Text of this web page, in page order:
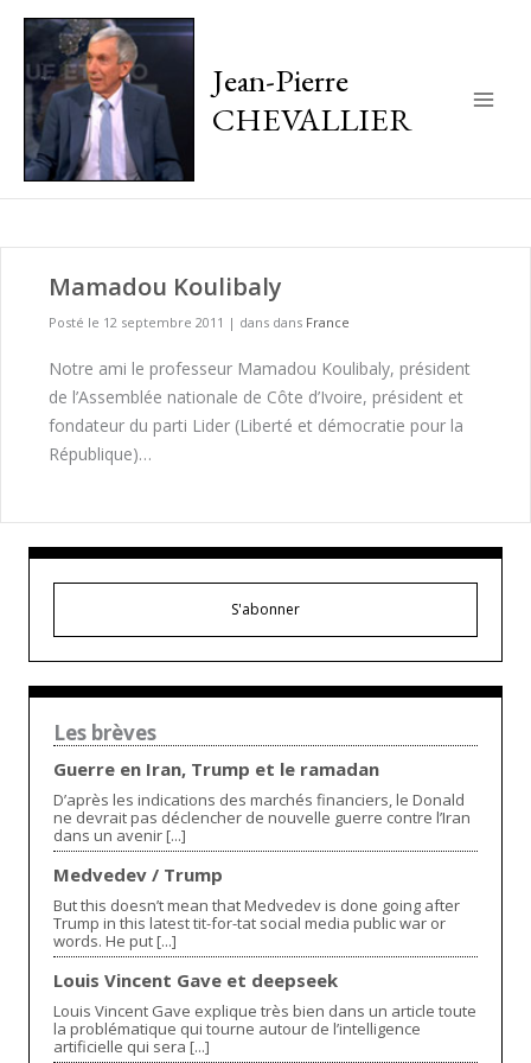
Jean-Pierre
CHEVALLIER
Mamadou Koulibaly
Posté le 12 septembre 2011 | dans dans France
Notre ami le professeur Mamadou Koulibaly, président
de l’Assemblée nationale de Côte d’Ivoire, président et
fondateur du parti Lider (Liberté et démocratie pour la
République)…
S'abonner
Les brèves
Guerre en Iran, Trump et le ramadan
D’après les indications des marchés financiers, le Donald
ne devrait pas déclencher de nouvelle guerre contre l’Iran
dans un avenir [...]
Medvedev / Trump
But this doesn’t mean that Medvedev is done going after
Trump in this latest tit-for-tat social media public war or
words. He put [...]
Louis Vincent Gave et deepseek
Louis Vincent Gave explique très bien dans un article toute
la problématique qui tourne autour de l’intelligence
artificielle qui sera [...]